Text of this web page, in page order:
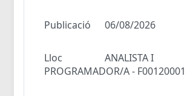
Publicació 06/08/2026
Lloc
ANALISTA I
PROGRAMADOR/A - F00120001